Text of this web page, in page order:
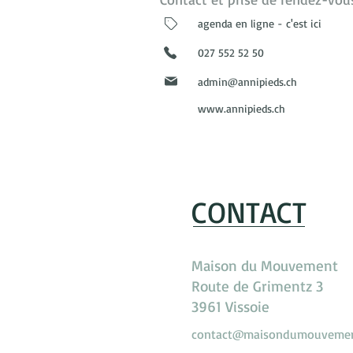
agenda en ligne - c'est ici
027 552 52 50
admin@annipieds.ch
www.annipieds.ch
CONTACT
Maison du Mouvement
Route de Grimentz 3
3961 Vissoie